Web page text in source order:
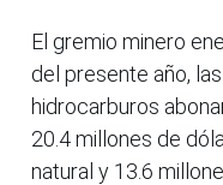
El gremio minero
del presente año,
hidrocarburos
20.4 millones de
natural y 13.6